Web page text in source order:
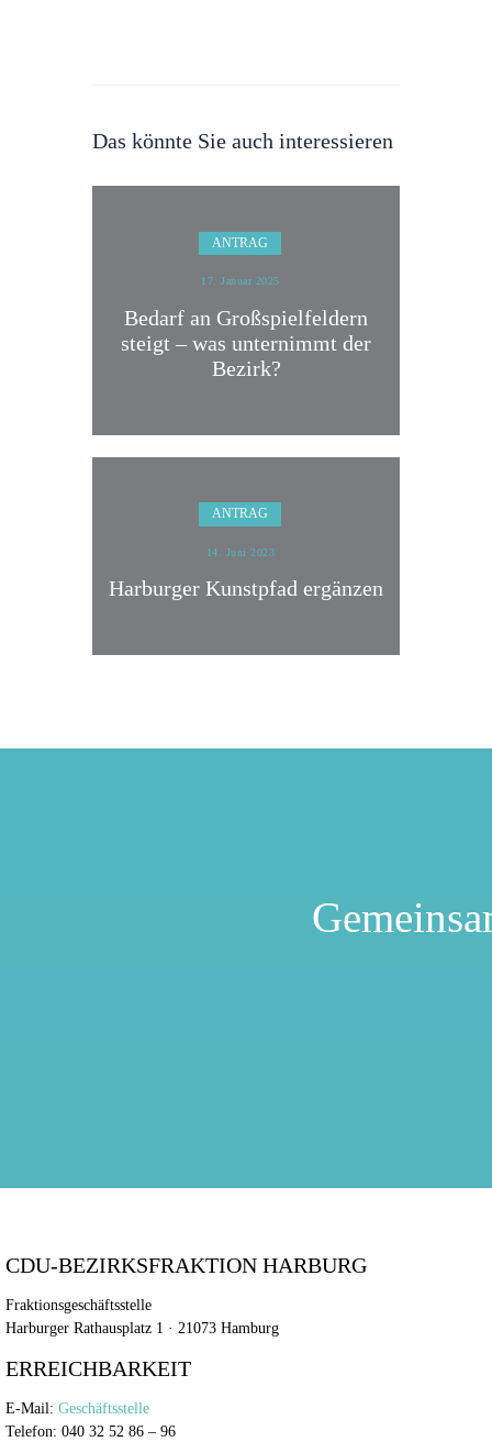
Das könnte Sie auch interessieren
ANTRAG
17. Januar 2025
Bedarf an Großspielfeldern
steigt – was unternimmt der
Bezirk?
ANTRAG
14. Juni 2023
Harburger Kunstpfad ergänzen
CDU-BEZIRKSFRAKTION HARBURG
Fraktionsgeschäftsstelle
Harburger Rathausplatz 1 · 21073 Hamburg
ERREICHBARKEIT
E-Mail: Geschäftsstelle
Telefon: 040 32 52 86 – 96